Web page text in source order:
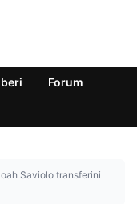
Forum
Saviolo transferini